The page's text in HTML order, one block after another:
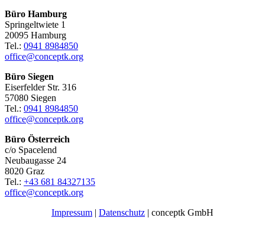
Büro Hamburg
Springeltwiete 1
20095 Hamburg
Tel.: 0941 8984850
office@conceptk.org
Büro Siegen
Eiserfelder Str. 316
57080 Siegen
Tel.: 0941 8984850
office@conceptk.org
Büro Österreich
c/o Spacelend
Neubaugasse 24
8020 Graz
Tel.: +43 681 84327135
office@conceptk.org
Impressum | Datenschutz | conceptk GmbH